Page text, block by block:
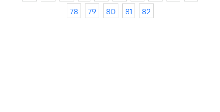
78
79 80 81 82